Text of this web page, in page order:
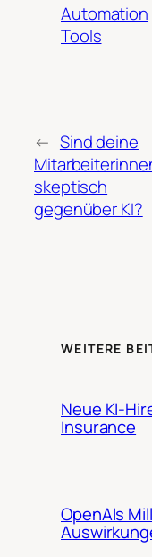
Automation
Tools
← Sind deine
skeptisch
gegenüber KI?
WEITERE
Neue KI-
Insurance
OpenAIs